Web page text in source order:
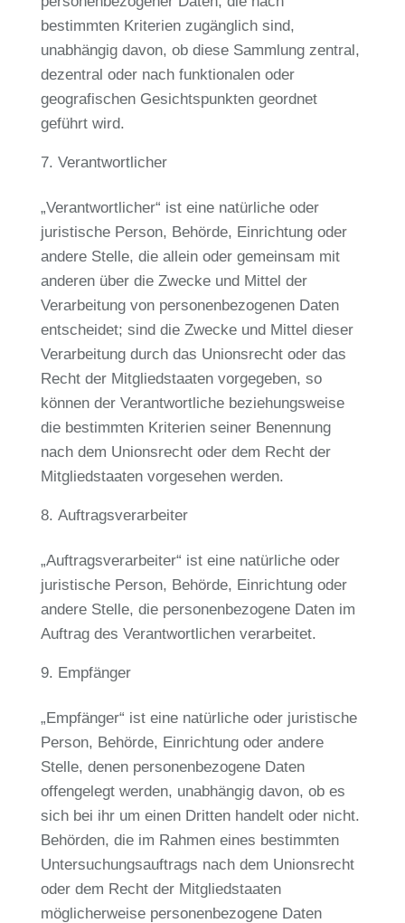
bestimmten Kriterien zugänglich sind,
unabhängig davon, ob diese Sammlung zentral,
dezentral oder nach funktionalen oder
geografischen Gesichtspunkten geordnet
geführt wird.
Verantwortlicher
„Verantwortlicher“ ist eine natürliche oder
juristische Person, Behörde, Einrichtung oder
andere Stelle, die allein oder gemeinsam mit
anderen über die Zwecke und Mittel der
Verarbeitung von personenbezogenen Daten
entscheidet; sind die Zwecke und Mittel dieser
Verarbeitung durch das Unionsrecht oder das
Recht der Mitgliedstaaten vorgegeben, so
können der Verantwortliche beziehungsweise
die bestimmten Kriterien seiner Benennung
nach dem Unionsrecht oder dem Recht der
Mitgliedstaaten vorgesehen werden.
Auftragsverarbeiter
„Auftragsverarbeiter“ ist eine natürliche oder
juristische Person, Behörde, Einrichtung oder
andere Stelle, die personenbezogene Daten im
Auftrag des Verantwortlichen verarbeitet.
Empfänger
„Empfänger“ ist eine natürliche oder juristische
Person, Behörde, Einrichtung oder andere
Stelle, denen personenbezogene Daten
offengelegt werden, unabhängig davon, ob es
sich bei ihr um einen Dritten handelt oder nicht.
Behörden, die im Rahmen eines bestimmten
Untersuchungsauftrags nach dem Unionsrecht
oder dem Recht der Mitgliedstaaten
möglicherweise personenbezogene Daten